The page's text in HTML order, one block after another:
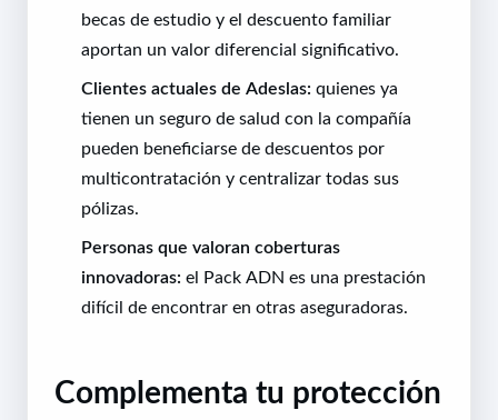
becas de estudio y el descuento familiar
aportan un valor diferencial significativo.
Clientes actuales de Adeslas: quienes ya
tienen un seguro de salud con la compañía
pueden beneficiarse de descuentos por
multicontratación y centralizar todas sus
pólizas.
Personas que valoran coberturas
innovadoras: el Pack ADN es una prestación
difícil de encontrar en otras aseguradoras.
Complementa tu protección